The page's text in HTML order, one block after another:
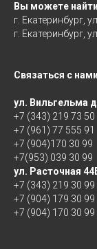
Вы можете
г. Екатеринбург,
г. Екатеринбург,
Связаться с
ул. Вильгельма
+7 (343) 219 73 50
+7 (961) 77 555 91
+7 (904)170 30 99
+7(953) 039 30 99
ул. Расточная
+7 (343) 219 30 99
+7 (904) 179 30 99
+7 (904) 170 30 99